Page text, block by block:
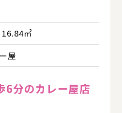
㎡
屋
6分のカレー屋店